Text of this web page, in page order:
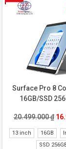
Surface Pro 8
16GB/SSD
20.499.000₫
13 inch 16GB
SSD